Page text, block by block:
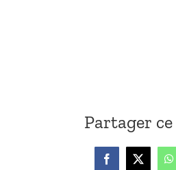
Partager
Facebook
X